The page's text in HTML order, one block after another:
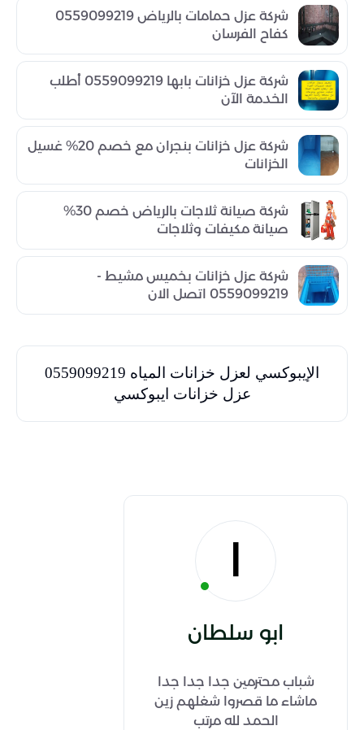
شركة عزل حمامات بالرياض 0559099219
كفاح الفرسان
شركة عزل خزانات بابها 0559099219 أطلب
الخدمة الآن
شركة عزل خزانات بنجران مع خصم 20% غسيل
الخزانات
شركة صيانة ثلاجات بالرياض خصم 30%
صيانة مكيفات وثلاجات
شركة عزل خزانات بخميس مشيط -
0559099219 اتصل الان
الإيبوكسي لعزل خزانات المياه 0559099219
عزل خزانات ايبوكسي
ا
ابو سلطان
شباب محترمين جدا جدا جدا
ماشاء ما قصروا شغلهم زين
الحمد لله مرتب